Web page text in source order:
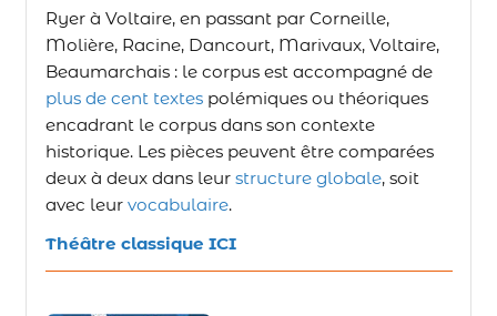
Ryer à Voltaire, en passant par Corneille,
Molière, Racine, Dancourt, Marivaux, Voltaire,
Beaumarchais : le corpus est accompagné de
plus de cent textespolémiques ou théoriques
encadrant le corpus dans son contexte
historique. Les pièces peuvent être comparées
deux à deux dans leur structure globale, soit
avec leur vocabulaire.
Théâtre classique ICI